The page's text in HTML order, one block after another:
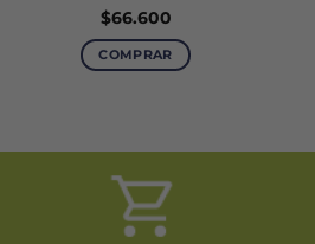
$66.600
COMPRAR